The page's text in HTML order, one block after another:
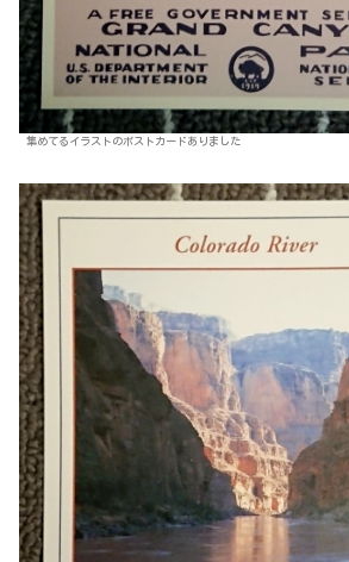
集めてるイラストのポストカードありました